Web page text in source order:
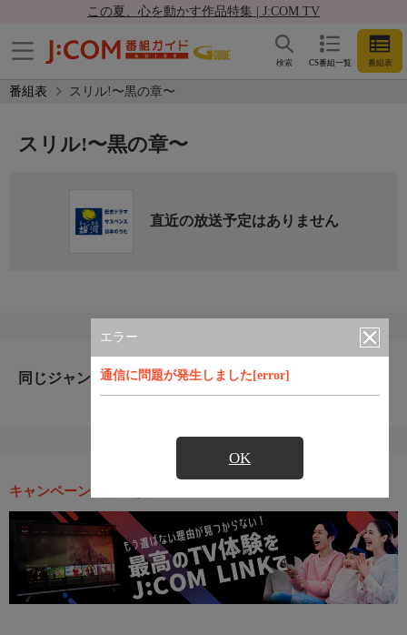
この夏、心を動かす作品特集 | J:COM TV
CS番組一覧 番組表
検索
番組表 スリル!〜黒の章〜
エラー
通信に問題が発生しました[error]
OK
スリル!〜黒の章〜
直近の放送予定はありません
同じジャンルのおすすめ番組
キャンペーン・お得な情報